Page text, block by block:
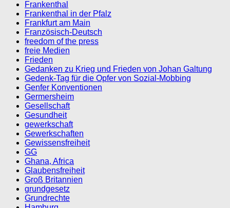
Frankenthal
Frankenthal in der Pfalz
Frankfurt am Main
Französisch-Deutsch
freedom of the press
freie Medien
Frieden
Gedanken zu Krieg und Frieden von Johan Galtung
Gedenk-Tag für die Opfer von Sozial-Mobbing
Genfer Konventionen
Germersheim
Gesellschaft
Gesundheit
gewerkschaft
Gewerkschaften
Gewissensfreiheit
GG
Ghana, Africa
Glaubensfreiheit
Groß Britannien
grundgesetz
Grundrechte